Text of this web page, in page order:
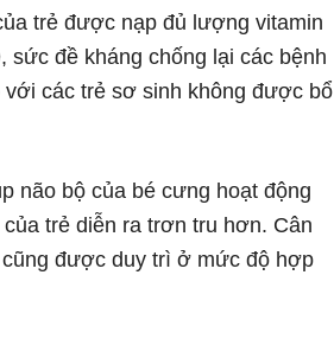
trẻ được nạp đủ lượng vitamin
đề kháng chống lại các bệnh
các trẻ sơ sinh không được bổ
não bộ của bé cưng hoạt động
trẻ diễn ra trơn tru hơn. Cân
được duy trì ở mức độ hợp